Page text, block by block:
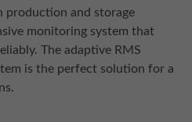
production and storage
monitoring system that
The adaptive RMS
is the perfect solution for a